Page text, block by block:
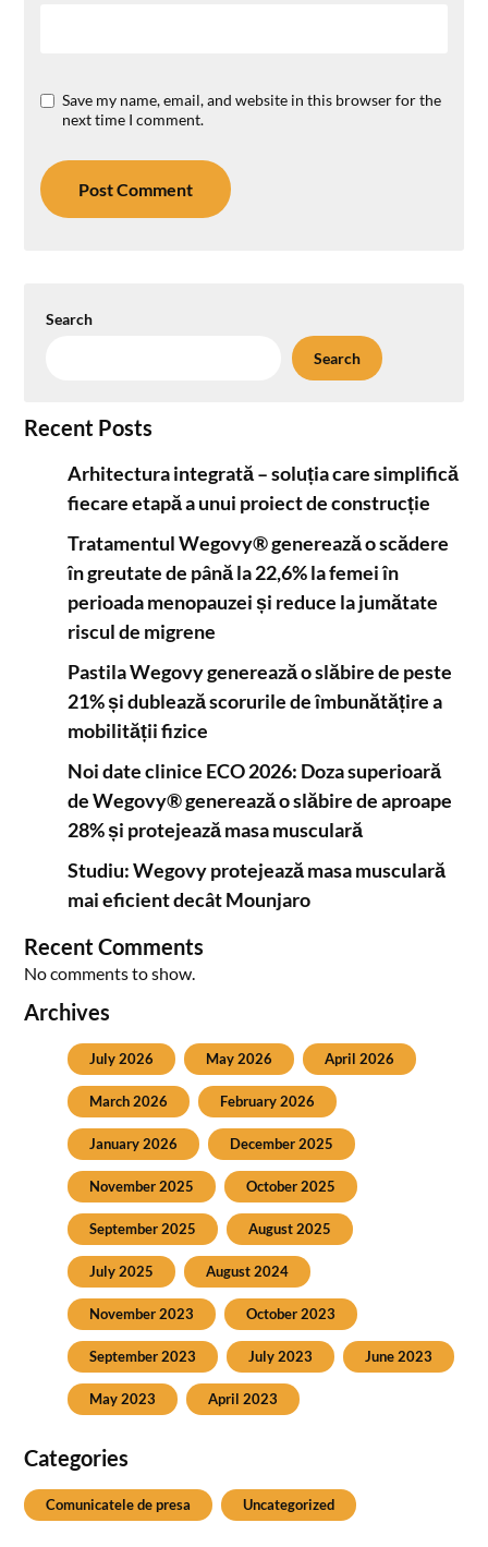
Save my name, email, and website in this browser for the
next time I comment.
Search
Search
Recent Posts
Arhitectura integrată – soluția care simplifică
fiecare etapă a unui proiect de construcție
Tratamentul Wegovy® generează o scădere
în greutate de până la 22,6% la femei în
perioada menopauzei și reduce la jumătate
riscul de migrene
Pastila Wegovy generează o slăbire de peste
21% și dublează scorurile de îmbunătățire a
mobilității fizice
Noi date clinice ECO 2026: Doza superioară
de Wegovy® generează o slăbire de aproape
28% și protejează masa musculară
Studiu: Wegovy protejează masa musculară
mai eficient decât Mounjaro
Recent Comments
No comments to show.
Archives
July 2026 May 2026 April 2026
March 2026 February 2026
January 2026 December 2025
November 2025 October 2025
September 2025 August 2025
July 2025 August 2024
November 2023 October 2023
September 2023 July 2023 June 2023
May 2023 April 2023
Categories
Comunicatele de presa Uncategorized